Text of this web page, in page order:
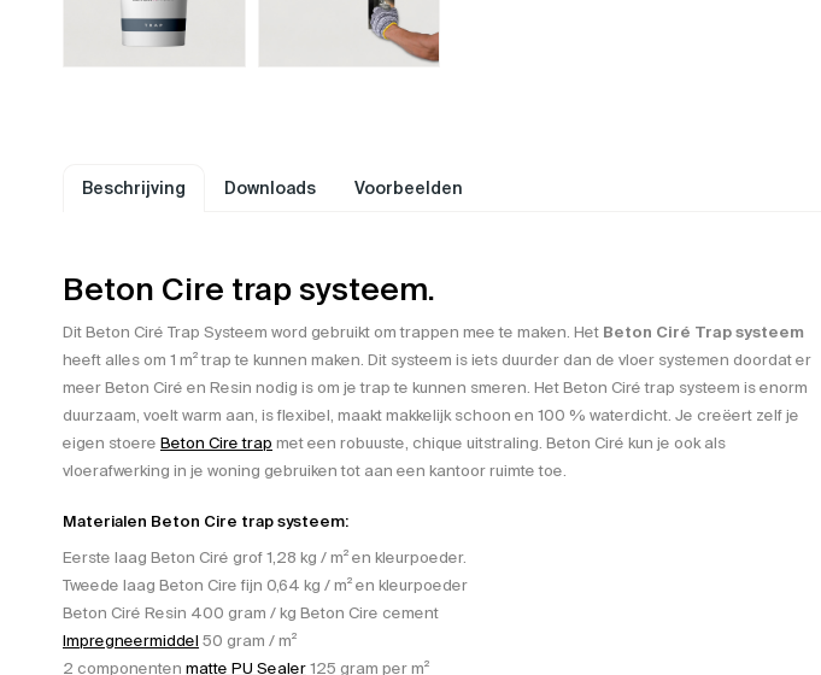
Beschrijving Downloads Voorbeelden
Beton Cire trap systeem.
Dit Beton Ciré Trap Systeem word gebruikt om trappen mee te maken. Het Beton Ciré Trap systeem
heeft alles om 1 m² trap te kunnen maken. Dit systeem is iets duurder dan de vloer systemen doordat er
meer Beton Ciré en Resin nodig is om je trap te kunnen smeren. Het Beton Ciré trap systeem is enorm
duurzaam, voelt warm aan, is flexibel, maakt makkelijk schoon en 100 % waterdicht. Je creëert zelf je
eigen stoere Beton Cire trap met een robuuste, chique uitstraling. Beton Ciré kun je ook als
vloerafwerking in je woning gebruiken tot aan een kantoor ruimte toe.
Materialen Beton Cire trap systeem:
Eerste laag Beton Ciré grof 1,28 kg / m² en kleurpoeder.
Tweede laag Beton Cire fijn 0,64 kg / m² en kleurpoeder
Beton Ciré Resin 400 gram / kg Beton Cire cement
Impregneermiddel 50 gram / m²
2 componenten matte PU Sealer125 gram per m²